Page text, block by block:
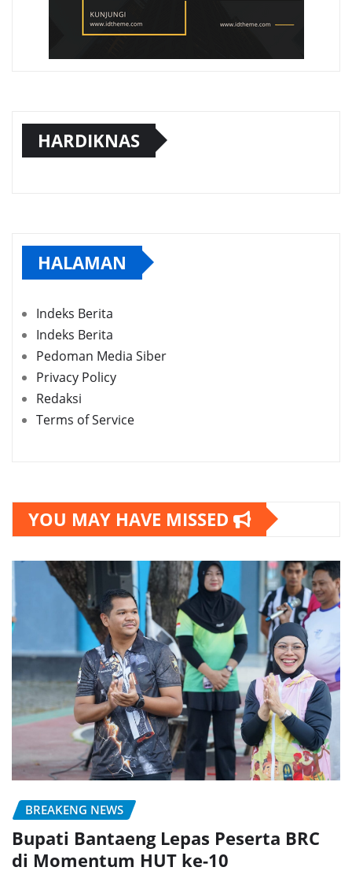
HARDIKNAS
HALAMAN
Indeks Berita
Indeks Berita
Pedoman Media Siber
Privacy Policy
Redaksi
Terms of Service
YOU MAY HAVE MISSED
BREAKENG NEWS
Bupati Bantaeng Lepas Peserta BRC
di Momentum HUT ke-10